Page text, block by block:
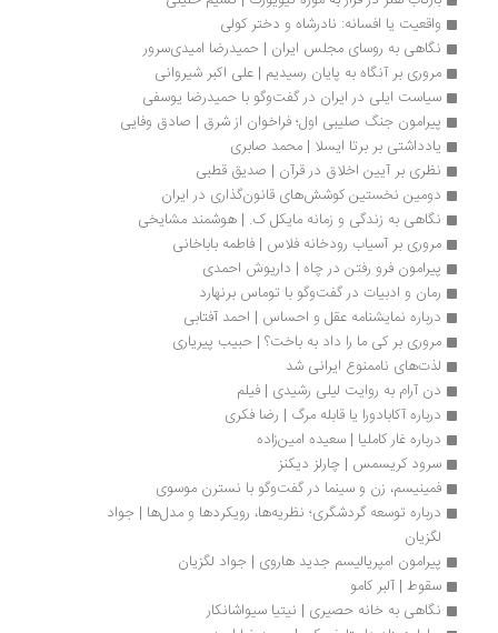
واقعیت یا افسانه‌: نادرشاه و دختر کولی
نگاهی به روسای مجلس ایران | حمیدرضا امیدی‌سرور
مروری بر آنگاه به پایان رسیدیم | علی اکبر شیروانی
سیاست ایلی در ایران در گفت‌وگو با حمیدرضا یوسفی
پیرامون جنگ صلیبی اول؛ فراخوان از شرق | صادق وفایی
یادداشتی بر برتا ایسلا | محمد صابری
نظری بر آیین اخلاق در قرآن | صدیق قطبی
دومین نخستین کوشش‌های قانون‌گذاری در ایران
نگاهی به زندگی و زمانه مایکل ک. | هوشمند مشایخی
مروری بر آسیاب رودخانه فلاس | فاطمه باباخانی
پیرامون فرو رفتن در چاه | داریوش احمدی
رمان و ادبیات در گفت‌وگو با توماس برنهارد
درباره نمایشنامه عقل و احساس | احمد آفتابی
مروری بر کی ما را داد به باخت؟ | حبیب پیریاری
لذت‌های ناممنوع ایرانی شد
دن آرام به روایت لیلی رشیدی | فیلم
درباره آکابادورا یا قابله مرگ | رضا فکری
درباره غار کاملیا | سعیده امین‌زاده
سرود کریسمس | چارلز دیکنز
فمینیسم، زن و سینما در گفت‌و‌گو با نسترن موسوی
پیرامون امپریالیسم جدید هاروی | جواد لگزیان
سقوط | آلبر کامو
نگاهی به خانه حصیری | نیتیا سیواشانکار